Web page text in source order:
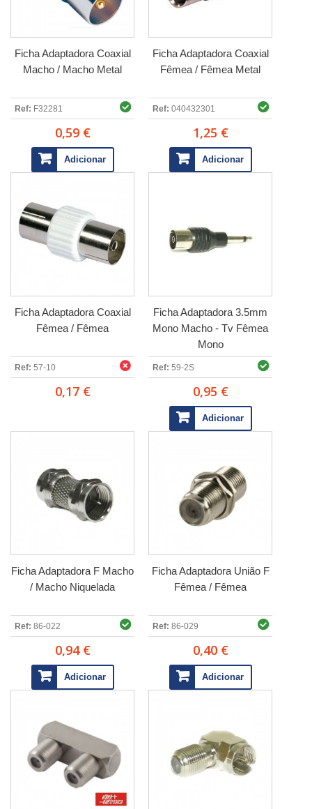
Ficha Adaptadora Coaxial
Macho / Macho Metal
Ref: F32281
0,59 €
Adicionar
Ficha Adaptadora Coaxial
Fêmea / Fêmea Metal
Ref: 040432301
1,25 €
Adicionar
Ficha Adaptadora Coaxial
Fêmea / Fêmea
Ref: 57-10
0,17 €
Ficha Adaptadora 3.5mm
Mono Macho - Tv Fêmea
Mono
Ref: 59-2S
0,95 €
Adicionar
Ficha Adaptadora F Macho
/ Macho Niquelada
Ref: 86-022
0,94 €
Adicionar
Ficha Adaptadora União F
Fêmea / Fêmea
Ref: 86-029
0,40 €
Adicionar